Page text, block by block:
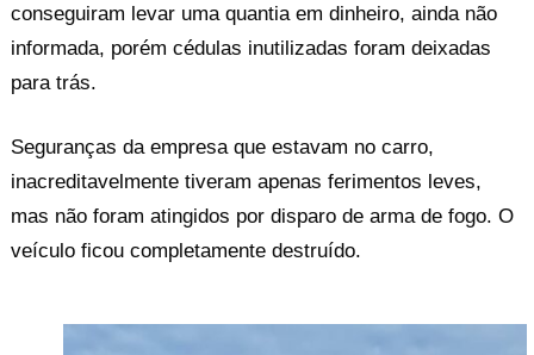
conseguiram levar uma quantia em dinheiro, ainda não
informada, porém cédulas inutilizadas foram deixadas
para trás.
Seguranças da empresa que estavam no carro,
inacreditavelmente tiveram apenas ferimentos leves,
mas não foram atingidos por disparo de arma de fogo. O
veículo ficou completamente destruído.